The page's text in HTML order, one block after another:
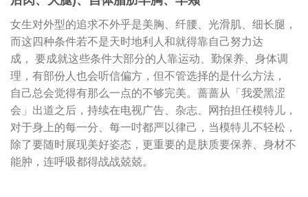
女生对外型的追求不外乎是美胸、纤腰、光滑肌、细长腿，
而这四种条件若不是天时地利人和就得靠自己努力达
成， 要成就这些条件大部分的人靠运动、勤保养、身体调
理，有部份人也会听信偏方，但不管选择的是什么方法，
自己总会觉得有那么一点的不够完美。蔷蔷从「我爱黑涩
会」出道之后，持续在电视广告、杂志、网拍担任模特儿，
对于身上的每一分、每一吋都严以律己，当模特儿不轻松，
除了要随时展现美好姿态，更重要的是肤质要保养、身材不
能肿，连呼吸都得战战兢兢。